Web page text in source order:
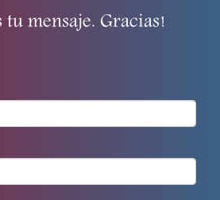
tu mensaje. Gracias!